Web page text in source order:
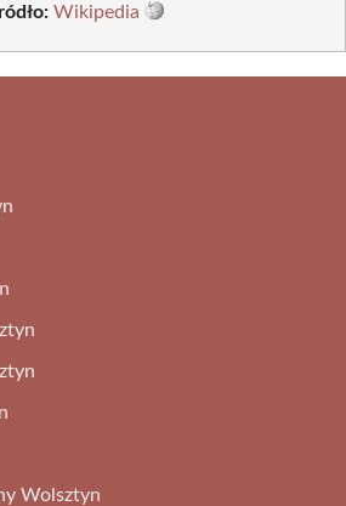
Wikipedia
Wolsztyn